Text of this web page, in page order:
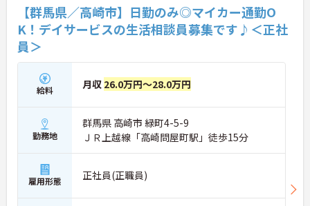
【群馬県／高崎市】日勤のみ◎マイカー通勤O
K！デイサービスの生活相談員募集です♪＜正社
員＞
給料 月収 26.0万円～28.0万円
勤務地
群馬県 高崎市 緑町4-5-9
ＪＲ上越線「高崎問屋町駅」徒歩15分
雇用形態 正社員(正職員)